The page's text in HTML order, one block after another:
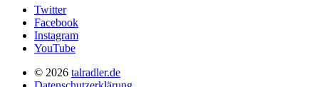
Twitter
Facebook
Instagram
YouTube
© 2026 talradler.de